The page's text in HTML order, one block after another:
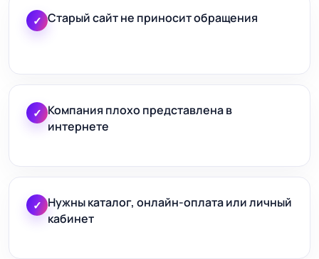
✓ Старый сайт не приносит обращения
✓ Компания плохо представлена в
интернете
✓ Нужны каталог, онлайн-оплата или личный
кабинет